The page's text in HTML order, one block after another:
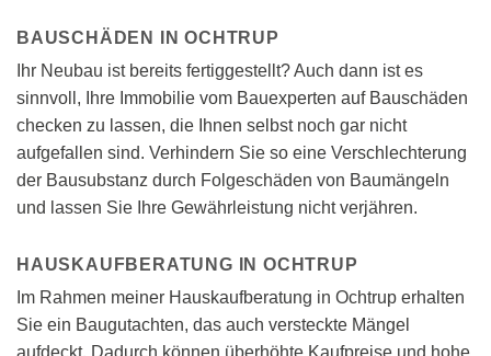
BAUSCHÄDEN IN OCHTRUP
Ihr Neubau ist bereits fertiggestellt? Auch dann ist es
sinnvoll, Ihre Immobilie vom Bauexperten auf Bauschäden
checken zu lassen, die Ihnen selbst noch gar nicht
aufgefallen sind. Verhindern Sie so eine Verschlechterung
der Bausubstanz durch Folgeschäden von Baumängeln
und lassen Sie Ihre Gewährleistung nicht verjähren.
HAUSKAUFBERATUNG IN OCHTRUP
Im Rahmen meiner Hauskaufberatung in Ochtrup erhalten
Sie ein Baugutachten, das auch versteckte Mängel